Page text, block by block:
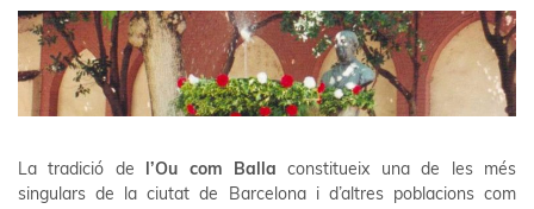
La tradició de l’Ou com Balla constitueix una de les més
singulars de la ciutat de Barcelona i d’altres poblacions com